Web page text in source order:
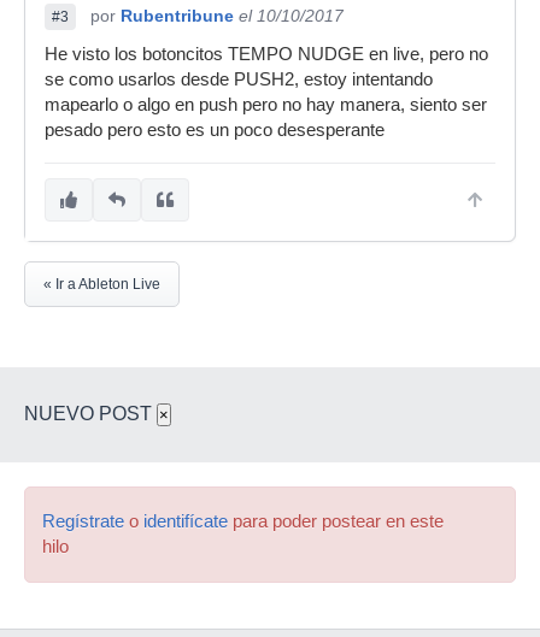
#3 por Rubentribune el 10/10/2017
He visto los botoncitos TEMPO NUDGE en live, pero no
se como usarlos desde PUSH2, estoy intentando
mapearlo o algo en push pero no hay manera, siento ser
pesado pero esto es un poco desesperante
« Ir a Ableton Live
NUEVO POST ×
Regístrate o identifícate para poder postear en este
hilo